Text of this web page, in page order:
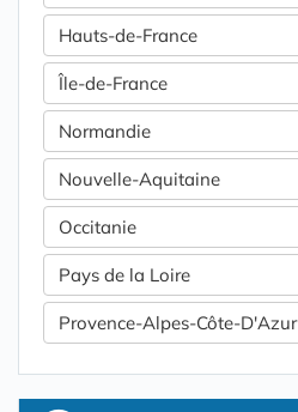
Hauts-de-France
Île-de-France
Normandie
Nouvelle-Aquitaine
Occitanie
Pays de la Loire
Provence-Alpes-Côte-D'Azur